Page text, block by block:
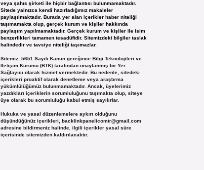
veya şahıs şirketi ile hiçbir bağlantısı bulunmamaktadır.
Sitede yalnızca kendi hazırladığımız makaleler
paylaşılmaktadır. Burada yer alan içerikler haber niteliği
taşımamakta olup, gerçek kurum ve kişiler hakkında
paylaşım yapılmamaktadır. Gerçek kurum ve kişiler ile isim
benzerlikleri tamamen tesadüfidir. Sitemizdeki bilgiler taslak
halindedir ve tavsiye niteliği taşımazlar.
Sitemiz, 5651 Sayılı Kanun gereğince Bilgi Teknolojileri ve
İletişim Kurumu (BTK) tarafından onaylanmış bir Yer
Sağlayıcı olarak hizmet vermektedir. Bu nedenle, sitedeki
içerikleri proaktif olarak denetleme veya araştırma
yükümlülüğümüz bulunmamaktadır. Ancak, üyelerimiz
yazdıkları içeriklerin sorumluluğunu taşımakta olup, siteye
üye olarak bu sorumluluğu kabul etmiş sayılırlar.
Hukuka ve yasal düzenlemelere aykırı olduğunu
düşündüğünüz içerikleri, backlinkpanelicomtr@gmail.com
adresine bildirmeniz halinde, ilgili içerikler yasal süre
içerisinde sitemizden kaldırılacaktır.